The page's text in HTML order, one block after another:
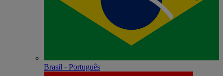
Brasil - Português